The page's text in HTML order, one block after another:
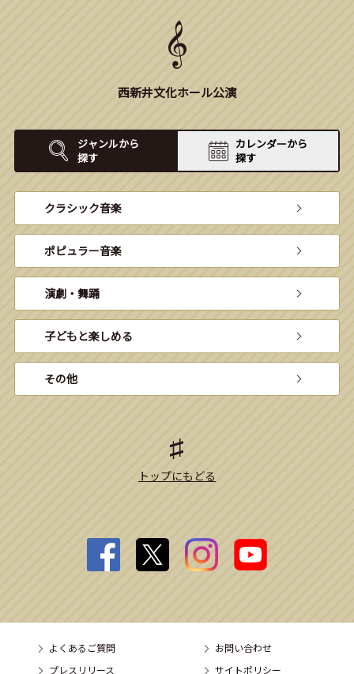
西新井文化ホール公演
ジャンルから
探す
カレンダーから
探す
クラシック音楽
ポピュラー音楽
演劇・舞踊
子どもと楽しめる
その他
トップにもどる
よくあるご質問
お問い合わせ
プレスリリース
サイトポリシー